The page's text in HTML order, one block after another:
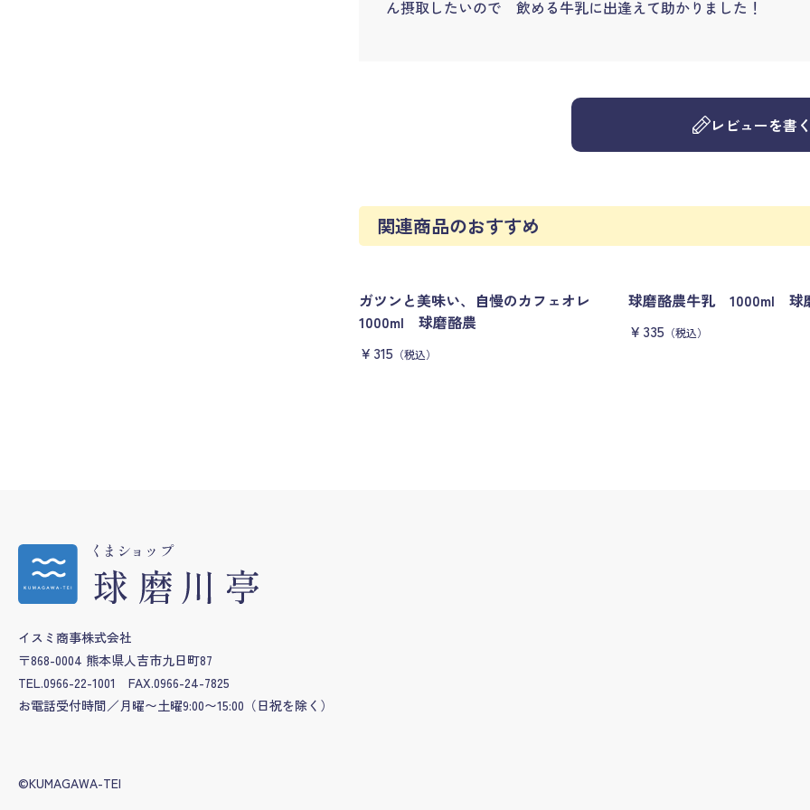
ん摂取したいので 飲める牛乳に出逢えて助かりました！
レビューを書く
関連商品のおすすめ
ガツンと美味い、自慢のカフェオレ
1000ml 球磨酪農
￥315 （税込）
球磨酪農牛乳 1000ml 球
￥335 （税込）
イスミ商事株式会社
〒868-0004 熊本県人吉市九日町87
TEL.0966-22-1001
FAX.0966-24-7825
お電話受付時間／月曜〜土曜9:00〜15:00 （日祝を除く）
©KUMAGAWA-TEI